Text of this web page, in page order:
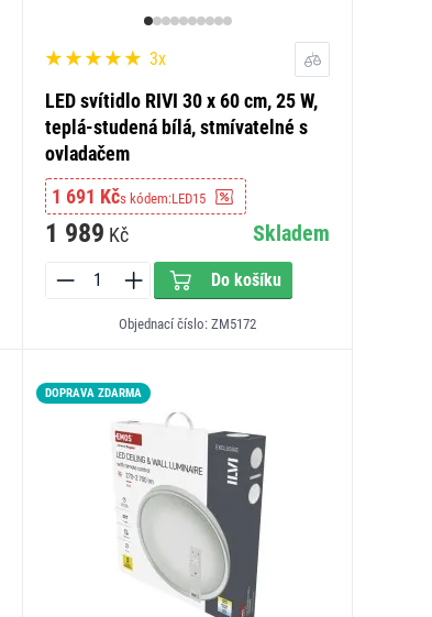
3x
LED svítidlo RIVI 30 x 60 cm, 25 W,
teplá-studená bílá, stmívatelné s
ovladačem
1 691 Kčs kódem:LED15
1 989 Kč Skladem
Do košíku
Objednací číslo: ZM5172
DOPRAVA ZDARMA